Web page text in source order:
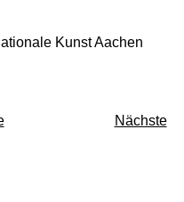
Kunst Aachen
Nächste